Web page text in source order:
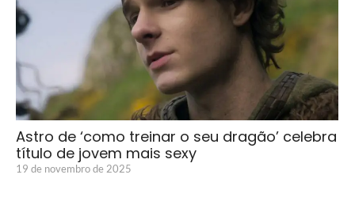
Astro de ‘como treinar o seu dragão’ celebra
título de jovem mais sexy
19 de novembro de 2025